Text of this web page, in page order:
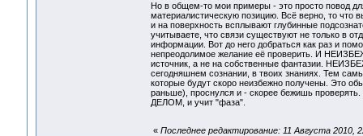
Но в общем-то мои примеры - это просто повод
материалистическую позицию. Всё верно, то что
и на поверхность всплывают глубинные
учитываете, что связи существуют не только в
информации. Вот до него добраться как раз и
непреодолимое желание её проверить. И
источник, а не на собственные фантазии.
сегодняшнем сознании, в твоих знаниях. Тем
которые будут скоро неизбежно получены. Это
раньше), проснулся и - скорее бежишь
ДЕЛОМ, и учит "фаза".
« Последнее редактирование: 11 Августа 2010,